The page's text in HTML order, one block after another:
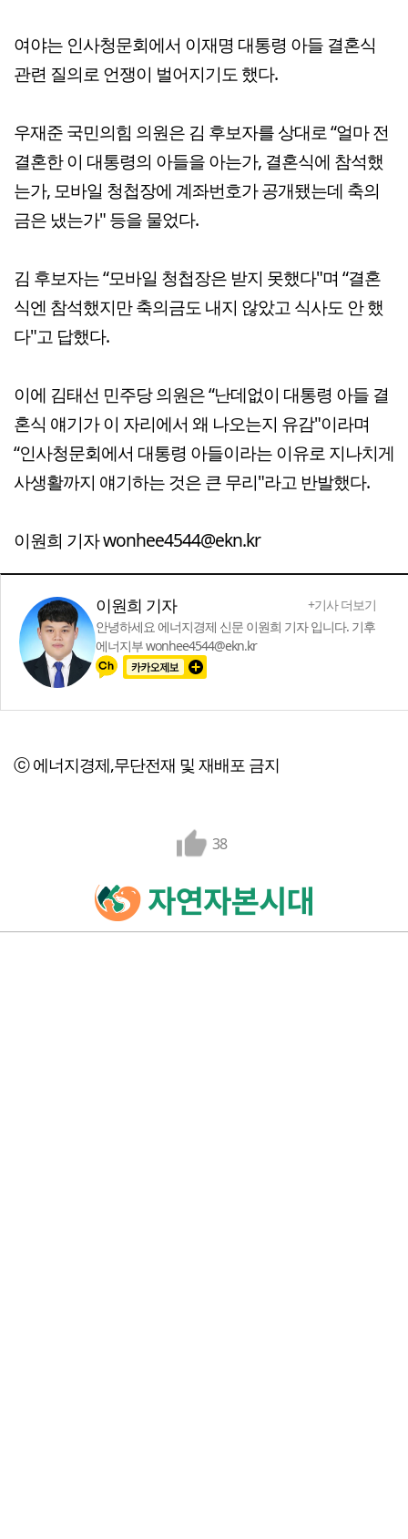
여야는 인사청문회에서 이재명 대통령 아들 결혼식
관련 질의로 언쟁이 벌어지기도 했다.
우재준 국민의힘 의원은 김 후보자를 상대로 “얼마 전
결혼한 이 대통령의 아들을 아는가, 결혼식에 참석했
는가, 모바일 청첩장에 계좌번호가 공개됐는데 축의
금은 냈는가" 등을 물었다.
김 후보자는 “모바일 청첩장은 받지 못했다"며 “결혼
식엔 참석했지만 축의금도 내지 않았고 식사도 안 했
다"고 답했다.
이에 김태선 민주당 의원은 “난데없이 대통령 아들 결
혼식 얘기가 이 자리에서 왜 나오는지 유감"이라며
“인사청문회에서 대통령 아들이라는 이유로 지나치게
사생활까지 얘기하는 것은 큰 무리"라고 반발했다.
이원희 기자 wonhee4544@ekn.kr
이원희 기자
+기사 더보기
안녕하세요 에너지경제 신문 이원희 기자 입니다. 기후
에너지부 wonhee4544@ekn.kr
ⓒ 에너지경제,무단전재 및 재배포 금지
38